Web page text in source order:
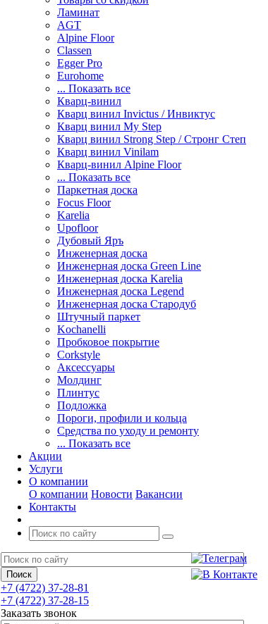
Ламинат
AGT
Alpine Floor
Classen
Egger Pro
Eurohome
... Показать все
Кварц-винил
Кварц винил Invictus / Инвиктус
Кварц винил My Step
Кварц винил Strong Step / Стронг Степ
Кварц винил Vinilam
Кварц-винил Alpine Floor
... Показать все
Паркетная доска
Focus Floor
Karelia
Upofloor
Дубовый Яръ
Инженерная доска
Инженерная доска Green Line
Инженерная доска Karelia
Инженерная доска Legend
Инженерная доска Стародуб
Штучный паркет
Kochanelli
Пробковое покрытие
Corkstyle
Аксессуары
Молдинг
Плинтус
Подложка
Пороги, профили и кольца
Средства по уходу и ремонту
... Показать все
Акции
Услуги
О компании
О компании Новости Вакансии
Контакты
+7 (4722) 37-28-81
+7 (4722) 37-28-15
Заказать звонок